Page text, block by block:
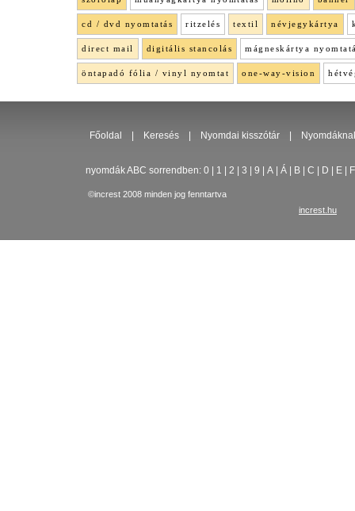
cd / dvd nyomtatás ritzelés textil névjegykártya
direct mail digitális stancolás mágneskártya
öntapadó fólia / vinyl nyomtat one-way-vision
Főoldal Keresés Nyomdai kisszótár
nyomdák ABC sorrendben: 0 1 2 3 9 A Á B C D E F
©increst 2008 minden jog fenntartva
increst.hu